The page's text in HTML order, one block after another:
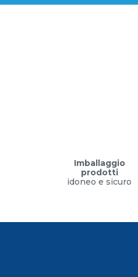
Imballaggio
prodotti
idoneo e sicuro